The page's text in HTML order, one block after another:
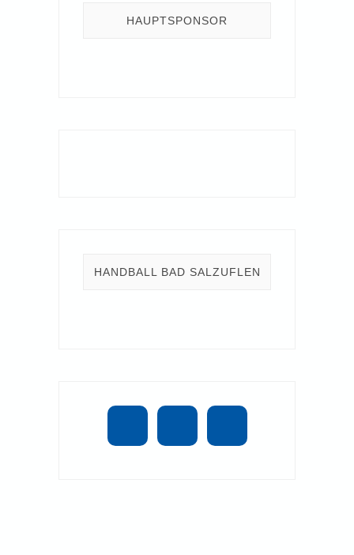
HAUPTSPONSOR
HANDBALL BAD SALZUFLEN